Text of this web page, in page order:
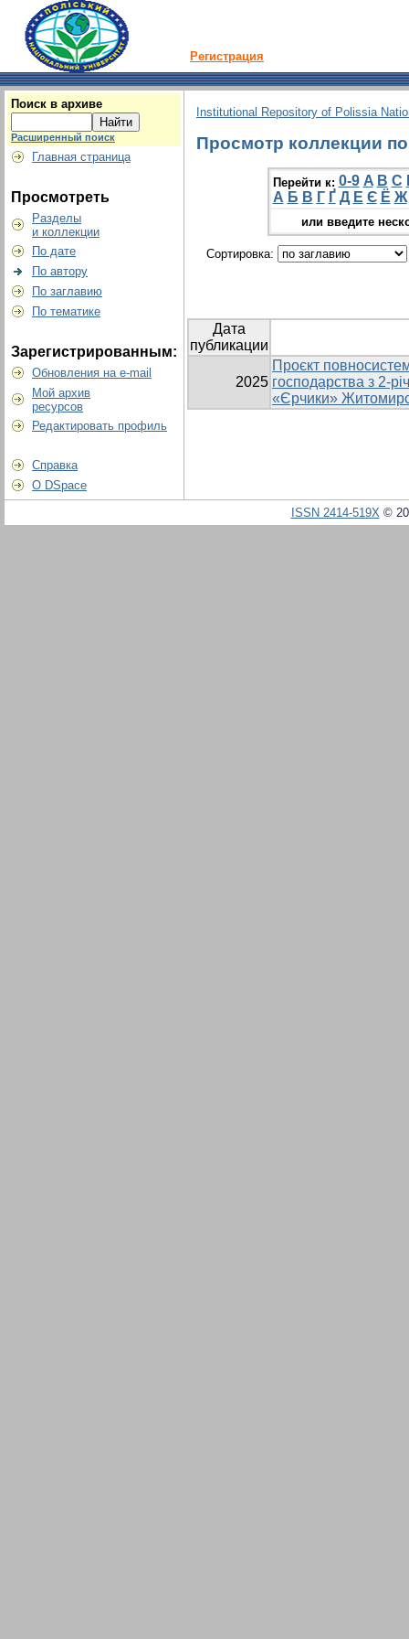
Регистрация
Поиск в архиве
Расширенный поиск
Главная страница
Просмотреть
Разделы
и коллекции
По дате
По автору
По заглавию
По тематике
Зарегистрированным:
Обновления на e-mail
Мой архив
ресурсов
Редактировать профиль
Справка
О DSpace
Institutional Repository of Polissia
Просмотр коллекции по
Перейти к: 0-9 A B C
А Б В Г Ґ Д Е Є Ё Ж
или введите
Сортировка:
Дата
публикации
2025
Проєкт
господарства з 2-
«Єрчики»
ISSN 2414-519X©